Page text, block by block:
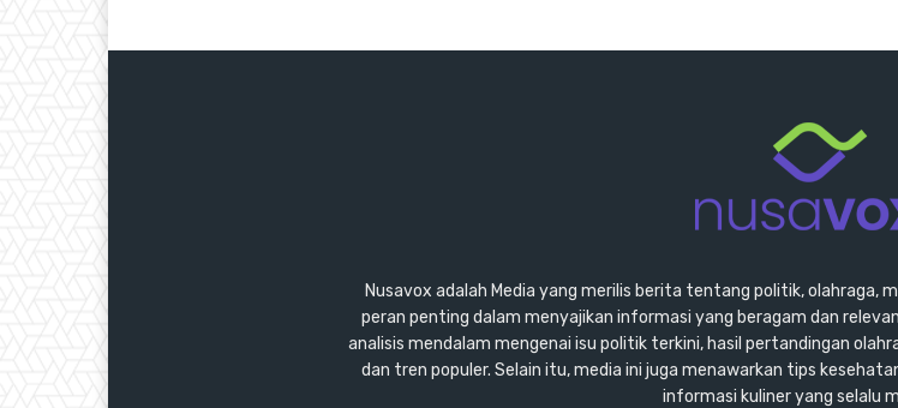
Nusavox adalah Media yang merilis berita tentang politik, olahraga,
peran penting dalam menyajikan informasi yang beragam dan
analisis mendalam mengenai isu politik terkini, hasil pertandingan
dan tren populer. Selain itu, media ini juga menawarkan tips
informasi kuliner yang selalu